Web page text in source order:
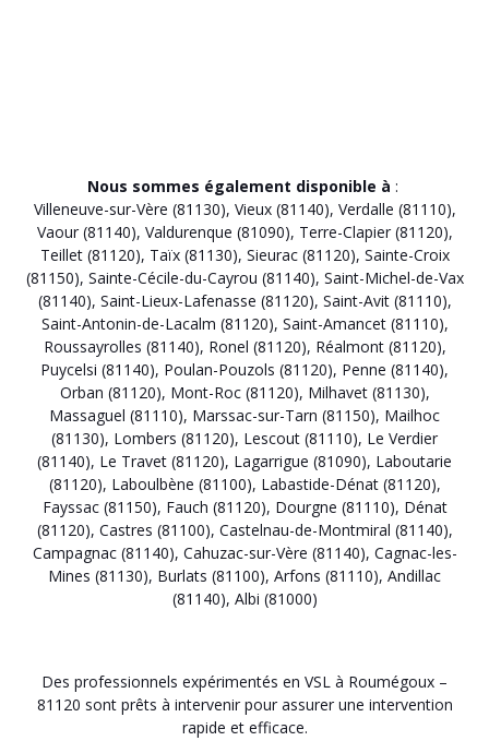
Nous sommes également disponible à :
Villeneuve-sur-Vère (81130), Vieux (81140), Verdalle (81110),
Vaour (81140), Valdurenque (81090), Terre-Clapier (81120),
Teillet (81120), Taïx (81130), Sieurac (81120), Sainte-Croix
(81150), Sainte-Cécile-du-Cayrou (81140), Saint-Michel-de-Vax
(81140), Saint-Lieux-Lafenasse (81120), Saint-Avit (81110),
Saint-Antonin-de-Lacalm (81120), Saint-Amancet (81110),
Roussayrolles (81140), Ronel (81120), Réalmont (81120),
Puycelsi (81140), Poulan-Pouzols (81120), Penne (81140),
Orban (81120), Mont-Roc (81120), Milhavet (81130),
Massaguel (81110), Marssac-sur-Tarn (81150), Mailhoc
(81130), Lombers (81120), Lescout (81110), Le Verdier
(81140), Le Travet (81120), Lagarrigue (81090), Laboutarie
(81120), Laboulbène (81100), Labastide-Dénat (81120),
Fayssac (81150), Fauch (81120), Dourgne (81110), Dénat
(81120), Castres (81100), Castelnau-de-Montmiral (81140),
Campagnac (81140), Cahuzac-sur-Vère (81140), Cagnac-les-
Mines (81130), Burlats (81100), Arfons (81110), Andillac
(81140), Albi (81000)
Des professionnels expérimentés en VSL à Roumégoux –
81120 sont prêts à intervenir pour assurer une intervention
rapide et efficace.